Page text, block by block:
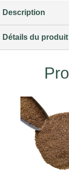
Description
Détails du produit